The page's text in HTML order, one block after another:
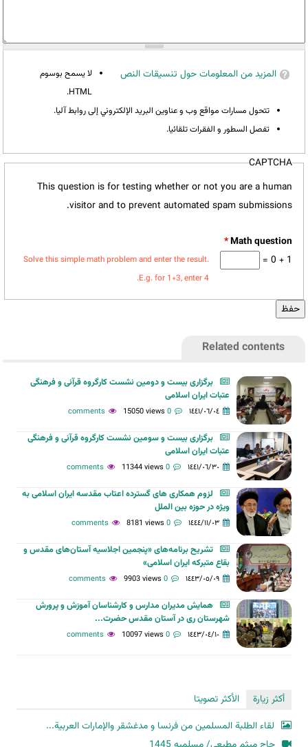
المزيد من المعلومات حول تنسيقات النص
لا يسمح بوسوم
HTML.
تتحول مسارات مواقع وب و عناوين البريد الإلكتروني إلى روابط آليا.
تفصل السطور و الفقرات تلقائيا.
CAPTCHA
This question is for testing whether or not you are a human
visitor and to prevent automated spam submissions.
*
1 + 0 =
Solve this simple math problem and enter the result.
E.g. for 1+3, enter 4.
Related contents
برگزاری بیست و دومین نشست كارگروه قرآنی و فرهنگی
عتبات ايران اسلامی
١٤٤١/٠٦/٠٤ 0 comments
15050 views
برگزاری بیست و سومین نشست كارگروه قرآنی و فرهنگی
عتبات ايران اسلامی
١٤٤١/٠٦/٣٠ 0 comments
11344 views
لزوم همکاری های گسترده اعتاب مقدسه ایران اسلامی به
ویژه در حوزه بین الملل
١٤٤٤/١١/٠٣ 0 comments
8181 views
تشریح برنامه‌های «پنجمین اجلاسیه آستان‌های مقدس و
بقاع متبرکه ایران اسلامی»
١٤٤٣/٠٥/٠٩ 0 comments
9903 views
همایش مدیران مدارس و کارشناسان آموزش و پرورش
شهرستان ری در آستان مقدس حضرت...
١٤٤٣/٠٤/١٠ 0 comments
10097 views
أكثر زيارة
الأكثر تصويتا
لقاء الطلبة المسلمين من فرنسا و مدغشقر والإمارات العربية...